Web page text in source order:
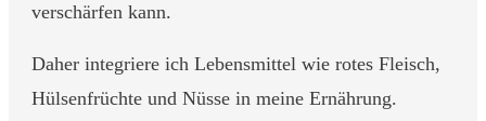
verschärfen kann.
Daher integriere ich Lebensmittel wie rotes Fleisch,
Hülsenfrüchte und Nüsse in meine Ernährung.